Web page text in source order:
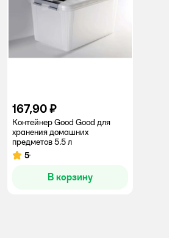
167,90 ₽
Контейнер Good Good для
хранения домашних
предметов 5.5 л
Рейтинг:
5
В корзину